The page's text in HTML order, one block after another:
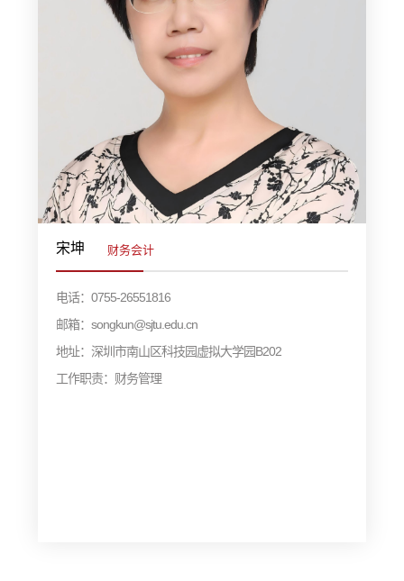
宋坤 财务会计
电话：0755-26551816
邮箱：songkun@sjtu.edu.cn
地址：深圳市南山区科技园虚拟大学园B202
工作职责：财务管理